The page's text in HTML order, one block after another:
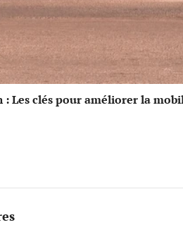
Les clés pour améliorer la